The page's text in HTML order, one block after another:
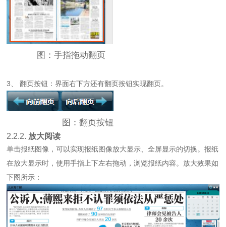
图：手指拖动翻页
3、 翻页按钮：界面右下方还有翻页按钮实现翻页。
图：翻页按钮
2.2.2. 放大阅读
单击报纸图像，可以实现报纸图像放大显示、全屏显示的切换。报纸
在放大显示时，使用手指上下左右拖动，浏览报纸内容。放大效果如
下图所示：